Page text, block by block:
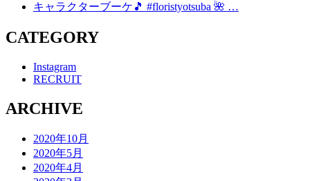
キャラクターブーケ🎵 #floristyotsuba 🌺 …
CATEGORY
Instagram
RECRUIT
ARCHIVE
2020年10月
2020年5月
2020年4月